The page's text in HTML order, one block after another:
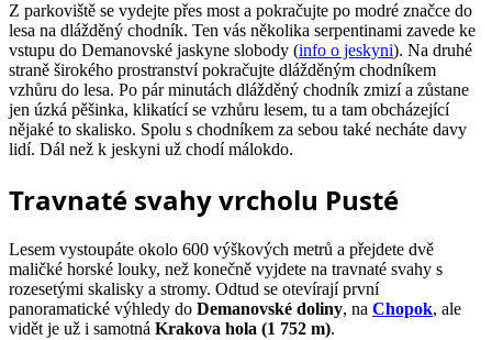
Z parkoviště se vydejte přes most a pokračujte po modré značce do
lesa na dlážděný chodník. Ten vás několika serpentinami zavede ke
vstupu do Demanovské jaskyne slobody (info o jeskyni). Na druhé
straně širokého prostranství pokračujte dlážděným chodníkem
vzhůru do lesa. Po pár minutách dlážděný chodník zmizí a zůstane
jen úzká pěšinka, klikatící se vzhůru lesem, tu a tam obcházející
nějaké to skalisko. Spolu s chodníkem za sebou také necháte davy
lidí. Dál než k jeskyni už chodí málokdo.
Travnaté svahy vrcholu Pusté
Lesem vystoupáte okolo 600 výškových metrů a přejdete dvě
maličké horské louky, než konečně vyjdete na travnaté svahy s
rozesetými skalisky a stromy. Odtud se otevírají první
panoramatické výhledy do Demanovské doliny, na Chopok, ale
vidět je už i samotná Krakova hola (1 752 m).